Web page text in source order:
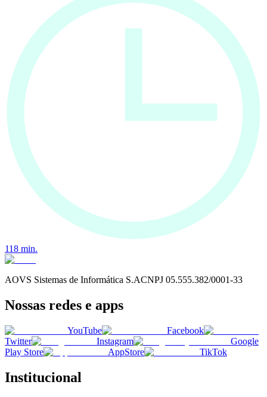
118 min.
AOVS Sistemas de Informática S.ACNPJ 05.555.382/0001-33
Nossas redes e apps
YouTube
Facebook
Twitter
Instagram
Google
Play Store
AppStore TikTok
Institucional